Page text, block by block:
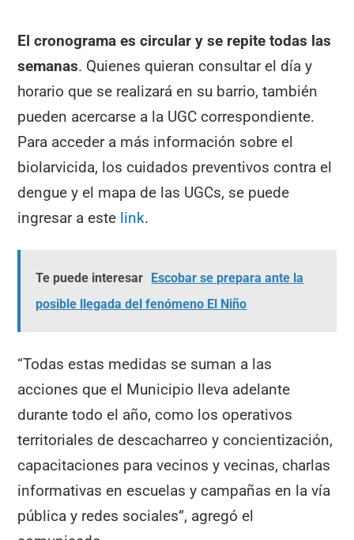
El cronograma es circular y se repite todas las
semanas. Quienes quieran consultar el día y
horario que se realizará en su barrio, también
pueden acercarse a la UGC correspondiente.
Para acceder a más información sobre el
biolarvicida, los cuidados preventivos contra el
dengue y el mapa de las UGCs, se puede
ingresar a este link.
Te puede interesar
Escobar se prepara ante la
posible llegada del fenómeno El Niño
“Todas estas medidas se suman a las
acciones que el Municipio lleva adelante
durante todo el año, como los operativos
territoriales de descacharreo y concientización,
capacitaciones para vecinos y vecinas, charlas
informativas en escuelas y campañas en la vía
pública y redes sociales”, agregó el